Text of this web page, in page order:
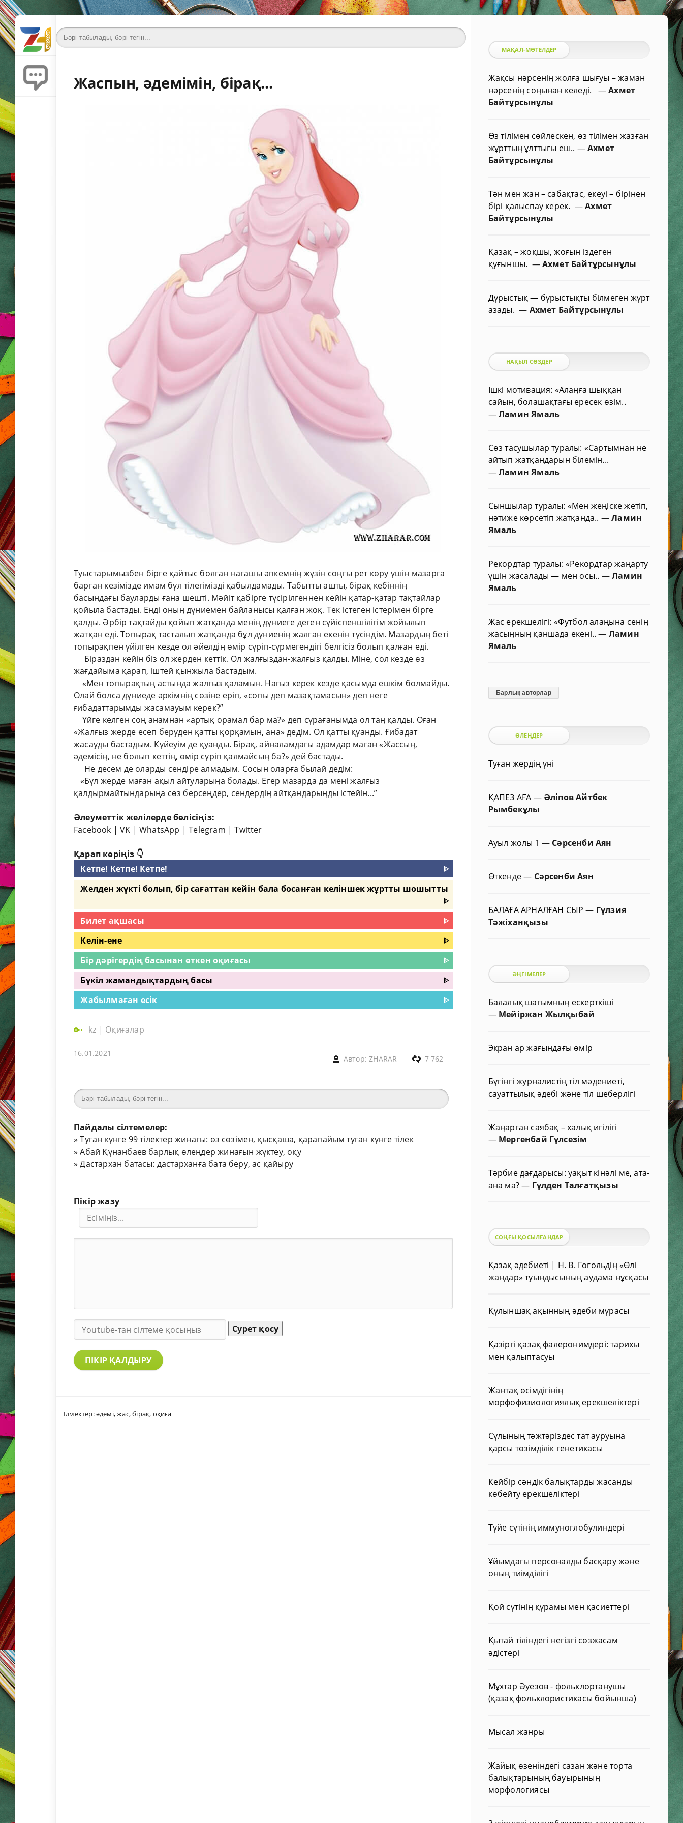
Жаспын, әдемімін, бірақ...
Туыстарымызбен бірге қайтыс болған нағашы әпкемнің жүзін соңғы рет көру үшін мазарға
барған кезімізде имам бұл тілегімізді қабылдамады. Табытты ашты, бірақ кебіннің
басындағы бауларды ғана шешті. Мәйіт қабірге түсірілгеннен кейін қатар-қатар тақтайлар
қойыла бастады. Енді оның дүниемен байланысы қалған жоқ. Тек істеген істерімен бірге
қалды. Әрбір тақтайды қойып жатқанда менің дүниеге деген сүйіспеншілігім жойылып
жатқан еді. Топырақ тасталып жатқанда бұл дүниенің жалған екенін түсіндім. Мазардың беті
топырақпен үйілген кезде ол әйелдің өмір сүріп-сүрмегендігі белгісіз болып қалған еді.
Біраздан кейін біз ол жерден кеттік. Ол жалғыздан-жалғыз қалды. Міне, сол кезде өз
жағдайыма қарап, іштей қынжыла бастадым.
«Мен топырақтың астында жалғыз қаламын. Нағыз керек кезде қасымда ешкім болмайды.
Олай болса дүниеде әркімнің сөзіне еріп, «сопы деп мазақтамасын» деп неге
ғибадаттарымды жасамауым керек?”
Үйге келген соң анамнан «артық орамал бар ма?» деп сұрағанымда ол таң қалды. Оған
«Жалғыз жерде есеп беруден қатты қорқамын, ана» дедім. Ол қатты қуанды. Ғибадат
жасауды бастадым. Күйеуім де қуанды. Бірақ, айналамдағы адамдар маған «Жассың,
әдемісің, не болып кеттің, өмір сүріп қалмайсың ба?» дей бастады.
Не десем де оларды сендіре алмадым. Сосын оларға былай дедім:
«Бұл жерде маған ақыл айтуларыңа болады. Егер мазарда да мені жалғыз
қалдырмайтындарыңа сөз берсеңдер, сендердің айтқандарыңды істейін...”
Әлеуметтік желілерде бөлісіңіз:
Facebook |VK |WhatsApp |Telegram |Twitter
Қарап көріңіз 👇
Кетпе! Кетпе! Кетпе!
ᐈ
Желден жүкті болып, бір сағаттан кейін бала босанған келіншек жұртты шошытты
ᐈ
Билет ақшасы
ᐈ
Келін-ене
ᐈ
Бір дәрігердің басынан өткен оқиғасы
ᐈ
Бүкіл жамандықтардың басы
ᐈ
Жабылмаған есік
ᐈ
kz | Оқиғалар
16.01.2021
Автор:ZHARAR 7 762
Пайдалы сілтемелер:
»Туған күнге 99 тілектер жинағы: өз сөзімен, қысқаша, қарапайым туған күнге тілек
»Абай Құнанбаев барлық өлеңдер жинағын жүктеу, оқу
»Дастархан батасы: дастарханға бата беру, ас қайыру
Пікір жазу
Сурет қосу
ПІКІР ҚАЛДЫРУ
Ілмектер:әдемі,жас,бірақ, оқиға
МАҚАЛ-МӘТЕЛДЕР
Жақсы нәрсенің жолға шығуы – жаман
нәрсенің соңынан келеді. —Ахмет
Байтұрсынұлы
Өз тілімен сөйлескен, өз тілімен жазған
жұрттың ұлттығы еш.. —Ахмет
Байтұрсынұлы
Тән мен жан – сабақтас, екеуі – бірінен
бірі қалыспау керек. —Ахмет
Байтұрсынұлы
Қазақ – жоқшы, жоғын іздеген
қуғыншы. —Ахмет Байтұрсынұлы
Дұрыстық — бұрыстықты білмеген жұрт
азады.— Ахмет Байтұрсынұлы
НАҚЫЛ СӨЗДЕР
Ішкі мотивация: «Алаңға шыққан
сайын, болашақтағы ересек өзім..
—Ламин Ямаль
Сөз тасушылар туралы: «Сартымнан не
айтып жатқандарын білемін...
—Ламин Ямаль
Сыншылар туралы: «Мен жеңіске жетіп,
нәтиже көрсетіп жатқанда.. —Ламин
Ямаль
Рекордтар туралы: «Рекордтар жаңарту
үшін жасалады — мен осы.. —Ламин
Ямаль
Жас ерекшелігі: «Футбол алаңына сенің
жасыңның қаншада екені..— Ламин
Ямаль
Барлық авторлар
ӨЛЕҢДЕР
Туған жердің үні
ҚАПЕЗ АҒА — Әліпов Айтбек
Рымбекұлы
Ауыл жолы 1 — Сәрсенби Аян
Өткенде— Сәрсенби Аян
БАЛАҒА АРНАЛҒАН СЫР— Гүлзия
Тәжіханқызы
ӘҢГІМЕЛЕР
Балалық шағымның ескерткіші
— Мейіржан Жылқыбай
Экран ар жағындағы өмір
Бүгінгі журналистің тіл мәдениеті,
сауаттылық әдебі және тіл шеберлігі
Жаңарған саябақ – халық игілігі
— Мергенбай Гүлсезім
Тәрбие дағдарысы: уақыт кінәлі ме, ата-
ана ма?— Гүлден Талғатқызы
СОҢҒЫ ҚОСЫЛҒАНДАР
Қазақ әдебиеті | Н. В. Гогольдің «Өлі
жандар» туындысының аудама нұсқасы
Құлыншақ ақынның әдеби мұрасы
Қазіргі қазақ фалеронимдері: тарихы
мен қалыптасуы
Жантақ өсімдігінің
морфофизиологиялық ерекшеліктері
Сұлының тәжтәріздес тат ауруына
қарсы төзімділік генетикасы
Кейбір сәндік балықтарды жасанды
көбейту ерекшеліктері
Түйе сүтінің иммуноглобулиндері
Ұйымдағы персоналды басқару және
оның тиімділігі
Қой сүтінің құрамы мен қасиеттері
Қытай тіліндегі негізгі сөзжасам
әдістері
Мұхтар Әуезов - фольклортанушы
(қазақ фольклористикасы бойынша)
Мысал жанры
Жайық өзеніндегі сазан және торта
балықтарының бауырының
морфологиясы